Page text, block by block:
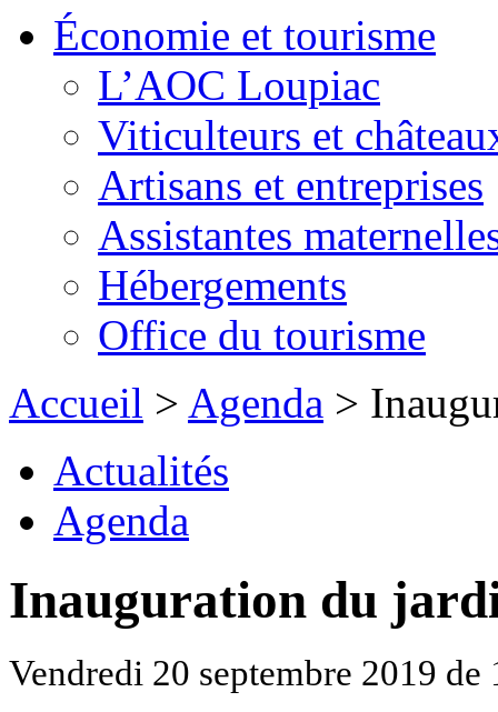
Économie et tourisme
L’AOC Loupiac
Viticulteurs et
Artisans et entreprises
Assistantes
Hébergements
Office du tourisme
Accueil > Agenda >
Actualités
Agenda
Inauguration du
Vendredi 20 septembre 2019 de